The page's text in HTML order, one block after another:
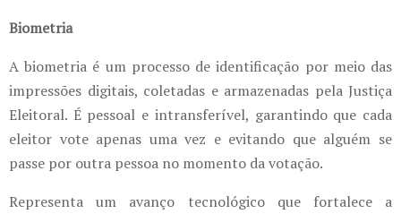
Biometria
A biometria é um processo de identificação por meio das
impressões digitais, coletadas e armazenadas pela Justiça
Eleitoral. É pessoal e intransferível, garantindo que cada
eleitor vote apenas uma vez e evitando que alguém se
passe por outra pessoa no momento da votação.
Representa um avanço tecnológico que fortalece a